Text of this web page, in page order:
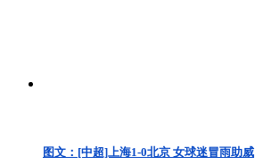
图文：[中超]上海1-0北京 女球迷冒雨助威